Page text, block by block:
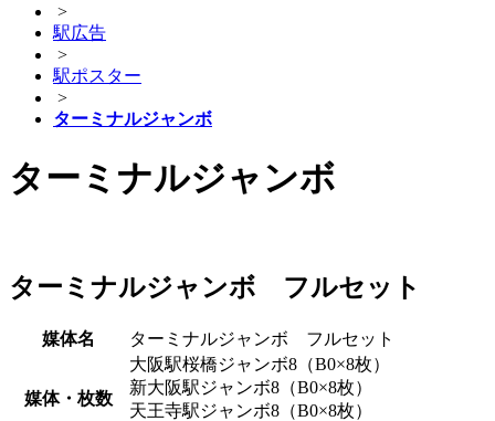
>
駅広告
>
駅ポスター
>
ターミナルジャンボ
ターミナルジャンボ
ターミナルジャンボ フルセット
媒体名 ターミナルジャンボ フルセット
媒体・枚数
大阪駅桜橋ジャンボ8（B0×8枚）
新大阪駅ジャンボ8（B0×8枚）
天王寺駅ジャンボ8（B0×8枚）